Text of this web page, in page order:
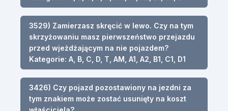
3529) Zamierzasz skręcić w lewo. Czy na tym
skrzyżowaniu masz pierwszeństwo przejazdu
przed wjeżdżającym na nie pojazdem?
Kategorie: A, B, C, D, T, AM, A1, A2, B1, C1, D1
3426) Czy pojazd pozostawiony na jezdni za
tym znakiem może zostać usunięty na koszt